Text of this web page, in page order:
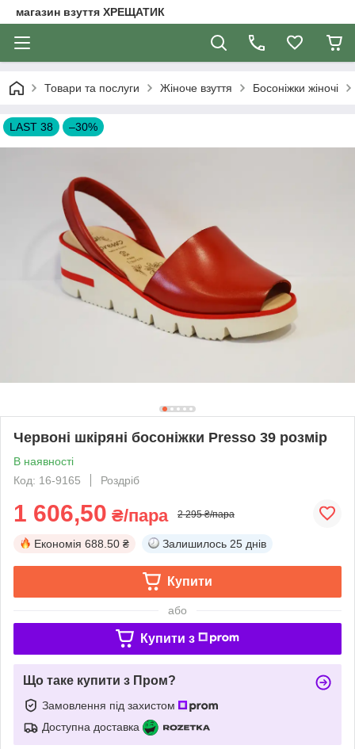
магазин взуття ХРЕЩАТИК
Товари та послуги Жіноче взуття Босоніжки жіночі
LAST 38 –30%
Червоні шкіряні босоніжки Presso 39 розмір
В наявності
Код: 16-9165
Роздріб
1 606,50 ₴/пара 2 295 ₴/пара
Економія 688.50 ₴ Залишилось 25 днів
Купити
або
Купити з
Що таке купити з Пром?
Замовлення під захистом
Доступна доставка